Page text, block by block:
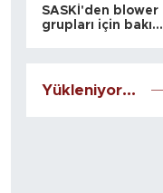
SASKİ'den blower
grupları için bakım
Yükleniyor...